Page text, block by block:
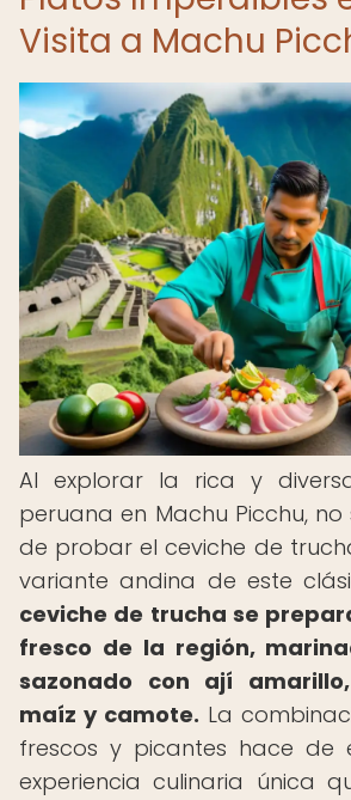
Visita a Machu
Al explorar la rica y
peruana en Machu Picchu,
de probar el ceviche de
variante andina de este
ceviche de trucha se
fresco de la región,
sazonado con ají
maíz y camote. La
frescos y picantes hace de
experiencia culinaria única